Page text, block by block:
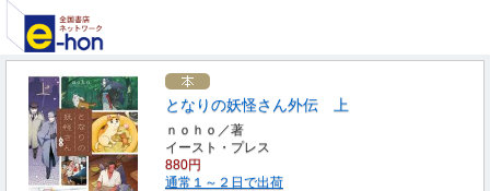
となりの妖怪さん外伝 上
ｎｏｈｏ／著
イースト・プレス
880円
通常１～２日で出荷